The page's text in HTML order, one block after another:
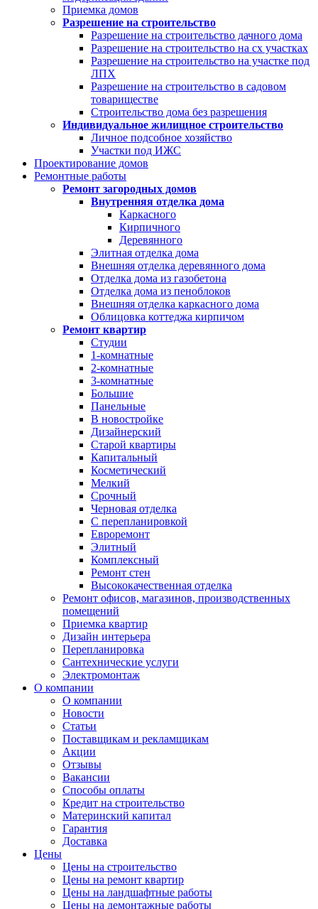
Приемка домов
Разрешение на строительство
Разрешение на строительство дачного дома
Разрешение на строительство на сх участках
Разрешение на строительство на участке под
ЛПХ
Разрешение на строительство в садовом
товариществе
Строительство дома без разрешения
Индивидуальное жилищное строительство
Личное подсобное хозяйство
Участки под ИЖС
Проектирование домов
Ремонтные работы
Ремонт загородных домов
Внутренняя отделка дома
Каркасного
Кирпичного
Деревянного
Элитная отделка дома
Внешняя отделка деревянного дома
Отделка дома из газобетона
Отделка дома из пеноблоков
Внешняя отделка каркасного дома
Облицовка коттеджа кирпичом
Ремонт квартир
Студии
1-комнатные
2-комнатные
3-комнатные
Большие
Панельные
В новостройке
Дизайнерский
Старой квартиры
Капитальный
Косметический
Мелкий
Срочный
Черновая отделка
С перепланировкой
Евроремонт
Элитный
Комплексный
Ремонт стен
Высококачественная отделка
Ремонт офисов, магазинов, производственных
помещений
Приемка квартир
Дизайн интерьера
Перепланировка
Сантехнические услуги
Электромонтаж
О компании
О компании
Новости
Статьи
Поставщикам и рекламщикам
Акции
Отзывы
Вакансии
Способы оплаты
Кредит на строительство
Материнский капитал
Гарантия
Доставка
Цены
Цены на строительство
Цены на ремонт квартир
Цены на ландшафтные работы
Цены на демонтажные работы